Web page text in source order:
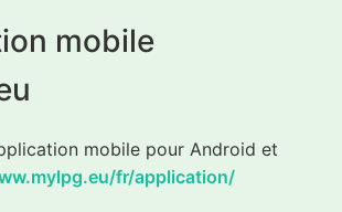
mobile
mobile pour Android et
fr/application/